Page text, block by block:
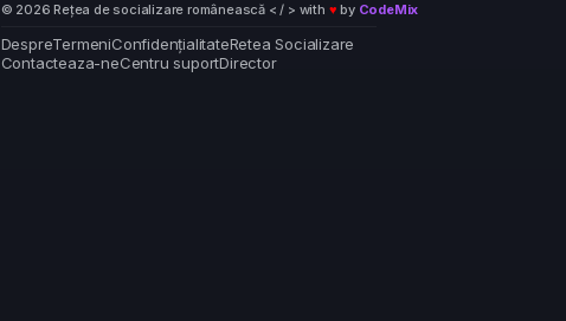
© 2026 Rețea de socializare românească < / > with ♥ by CodeMix
DespreTermeniConfidențialitateRetea Socializare
Contacteaza-neCentru suportDirector